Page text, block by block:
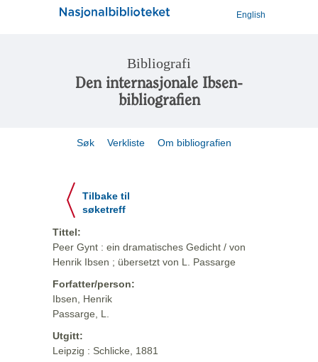
English
Bibliografi
Den internasjonale Ibsen-
bibliografien
Søk Verkliste Om bibliografien
Tilbake til
søketreff
Tittel:
Peer Gynt : ein dramatisches Gedicht / von
Henrik Ibsen ; übersetzt von L. Passarge
Forfatter/person:
Ibsen, Henrik
Passarge, L.
Utgitt:
Leipzig : Schlicke, 1881